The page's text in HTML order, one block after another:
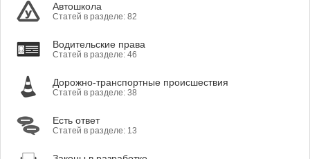
Автошкола
Статей в разделе: 82
Водительские права
Статей в разделе: 46
Дорожно-транспортные происшествия
Статей в разделе: 38
Есть ответ
Статей в разделе: 13